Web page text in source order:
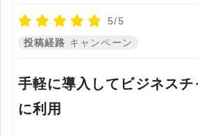
5/5
投稿経路 キャンペーン
手軽に導入してビジネスチ
に利用